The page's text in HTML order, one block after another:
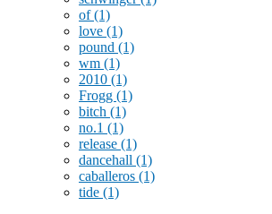
of(1)
love (1)
pound (1)
wm (1)
2010 (1)
Frogg (1)
bitch (1)
no.1 (1)
release (1)
dancehall (1)
caballeros (1)
tide (1)